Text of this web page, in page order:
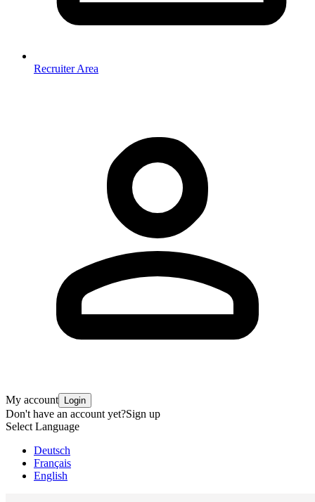
Recruiter Area
My account Login
Don't have an account yet?Sign up
Select Language
Deutsch
Français
English